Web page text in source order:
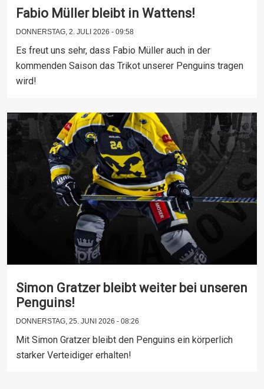
Fabio Müller bleibt in Wattens!
DONNERSTAG, 2. JULI 2026 - 09:58
Es freut uns sehr, dass Fabio Müller auch in der
kommenden Saison das Trikot unserer Penguins tragen
wird!
Simon Gratzer bleibt weiter bei unseren
Penguins!
DONNERSTAG, 25. JUNI 2026 - 08:26
Mit Simon Gratzer bleibt den Penguins ein körperlich
starker Verteidiger erhalten!